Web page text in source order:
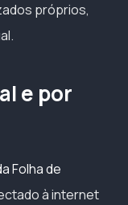
próprios,
e por
Folha de
à internet